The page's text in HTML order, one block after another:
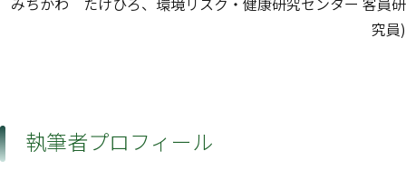
究員)
執筆者プロフィール